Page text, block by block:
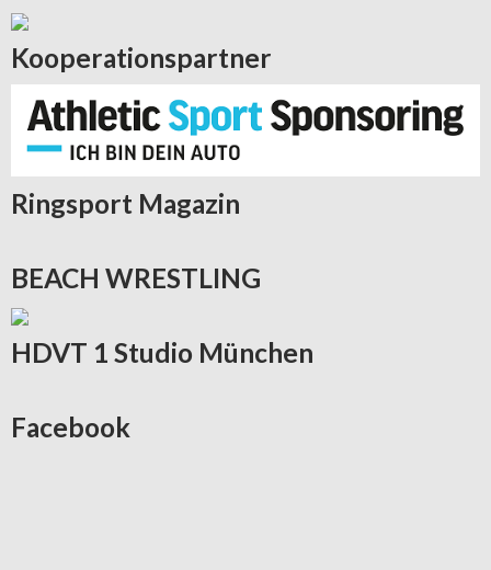
Kooperationspartner
Ringsport Magazin
BEACH WRESTLING
HDVT 1 Studio München
Facebook